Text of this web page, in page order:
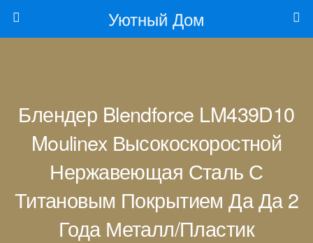
Уютный Дом
Блендер Blendforce LM439D10
Moulinex Высокоскоростной
Нержавеющая Сталь С
Титановым Покрытием Да Да 2
Года Металл/Пластик